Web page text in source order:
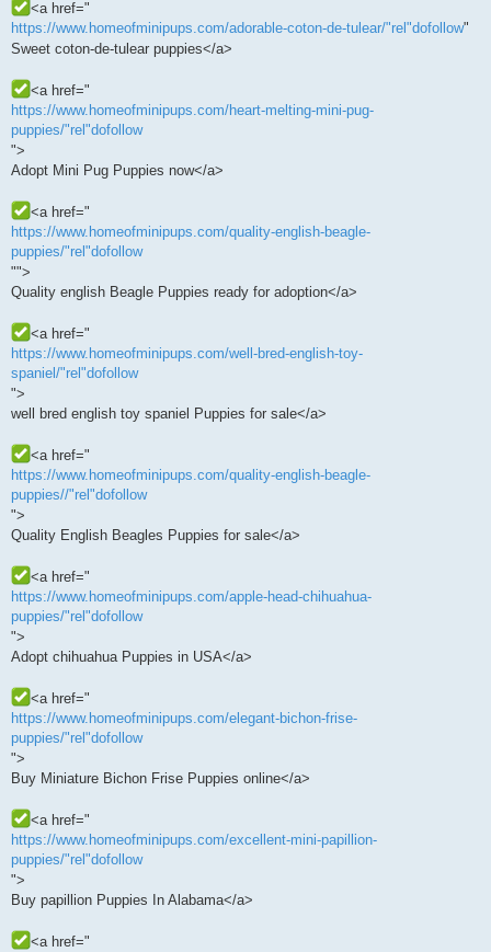
<a href="
https://www.homeofminipups.com/adorable-coton-de-tulear/"rel"dofollow"
Sweet coton-de-tulear puppies</a>
<a href="
https://www.homeofminipups.com/heart-melting-mini-pug-
puppies/"rel"dofollow
">
Adopt Mini Pug Puppies now</a>
<a href="
https://www.homeofminipups.com/quality-english-beagle-
puppies/"rel"dofollow
"">
Quality english Beagle Puppies ready for adoption</a>
<a href="
https://www.homeofminipups.com/well-bred-english-toy-
spaniel/"rel"dofollow
">
well bred english toy spaniel Puppies for sale</a>
<a href="
https://www.homeofminipups.com/quality-english-beagle-
puppies//"rel"dofollow
">
Quality English Beagles Puppies for sale</a>
<a href="
https://www.homeofminipups.com/apple-head-chihuahua-
puppies/"rel"dofollow
">
Adopt chihuahua Puppies in USA</a>
<a href="
https://www.homeofminipups.com/elegant-bichon-frise-
puppies/"rel"dofollow
">
Buy Miniature Bichon Frise Puppies online</a>
<a href="
https://www.homeofminipups.com/excellent-mini-papillion-
puppies/"rel"dofollow
">
Buy papillion Puppies In Alabama</a>
<a href="